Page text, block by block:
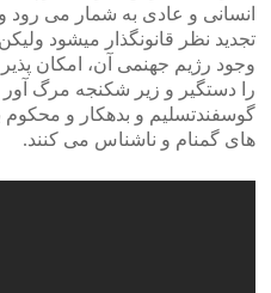
انسانی و عادی به شمار می رود
تجدید نظر قانونگذار میشود
وجود رژیم جهنمی آن، امکان
را دستگیر و زیر شکنجه مرگ آور
گوسفندتسلیم و بدهکار و
های گمنام و ناشناس می کنند.